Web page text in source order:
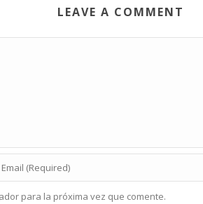
LEAVE A COMMENT
para la próxima vez que comente.